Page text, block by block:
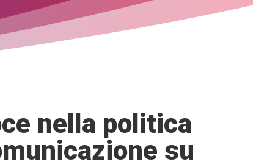
nella politica
su